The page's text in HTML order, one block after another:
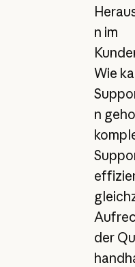
n im
Wie
n
der